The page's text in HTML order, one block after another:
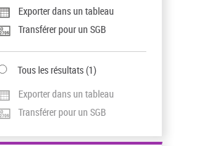
Exporter dans un tableau
Transférer pour un SGB
Tous les résultats(1)
Exporter dans un tableau
Transférer pour un SGB